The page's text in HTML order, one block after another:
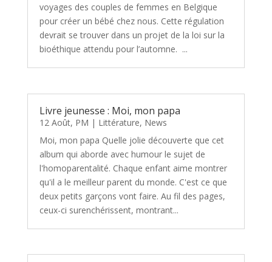
voyages des couples de femmes en Belgique
pour créer un bébé chez nous. Cette régulation
devrait se trouver dans un projet de la loi sur la
bioéthique attendu pour l’automne. ...
Livre jeunesse : Moi, mon papa
12 Août, PM | Littérature, News
Moi, mon papa Quelle jolie découverte que cet
album qui aborde avec humour le sujet de
l'homoparentalité. Chaque enfant aime montrer
qu'il a le meilleur parent du monde. C'est ce que
deux petits garçons vont faire. Au fil des pages,
ceux-ci surenchérissent, montrant...